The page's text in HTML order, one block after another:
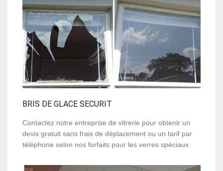
BRIS DE GLACE SECURIT
Contactez notre entreprise de vitrerie pour obtenir un
devis gratuit sans frais de déplacement ou un tarif par
téléphone selon nos forfaits pour les verres spéciaux.